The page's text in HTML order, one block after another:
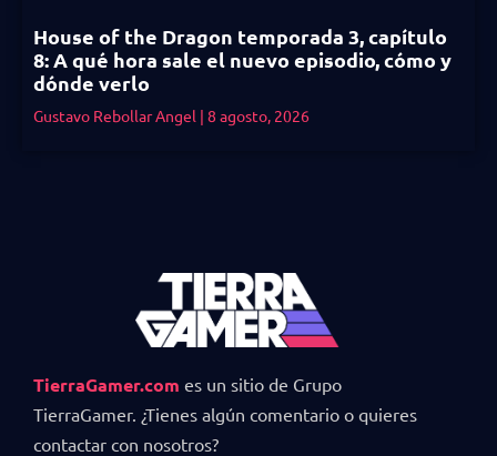
House of the Dragon temporada 3, capítulo
8: A qué hora sale el nuevo episodio, cómo y
dónde verlo
Gustavo Rebollar Angel 8 agosto, 2026
TierraGamer.com es un sitio de Grupo
TierraGamer. ¿Tienes algún comentario o quieres
contactar con nosotros?